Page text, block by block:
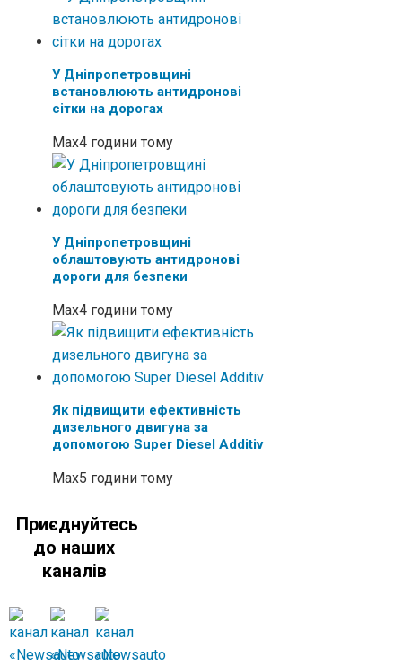
У Дніпропетровщині
встановлюють антидронові
сітки на дорогах
Max4 години тому
У Дніпропетровщині
облаштовують антидронові
дороги для безпеки
Max4 години тому
Як підвищити ефективність
дизельного двигуна за
допомогою Super Diesel Additiv
Max5 години тому
Приєднуйтесь
до наших
каналів